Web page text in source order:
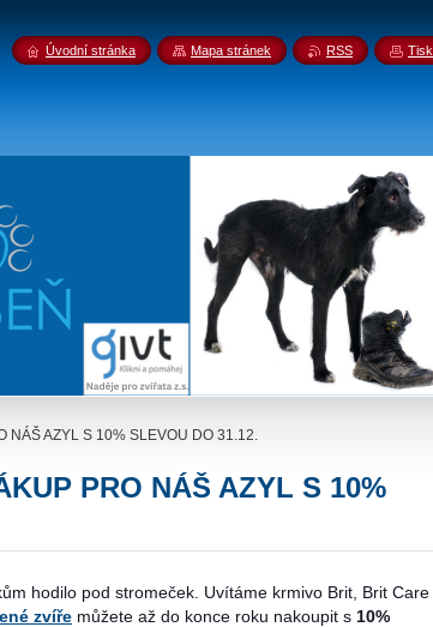
NÁŠ AZYL S 10% SLEVOU DO 31.12.
PRO NÁŠ AZYL S 10%
hodilo pod stromeček. Uvítáme krmivo Brit, Brit Care
zvíře můžete až do konce roku nakoupit s 10%
Úvodní stránka Mapa stránek RSS Tisk